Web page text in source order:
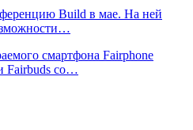
Build в мае. На ней
смартфона Fairphone
Fairbuds со…